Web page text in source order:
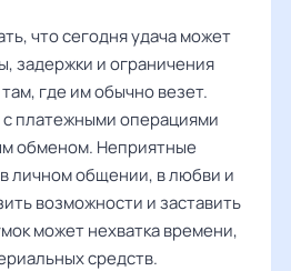
что сегодня удача может
задержки и ограничения
где им обычно везет.
платежными операциями
обменом. Неприятные
личном общении, в любви и
возможности и заставить
может нехватка времени,
средств.